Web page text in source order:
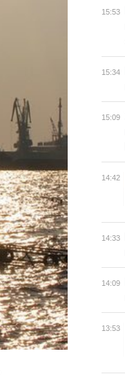
15:53
15:34
15:09
14:42
14:33
14:09
13:53